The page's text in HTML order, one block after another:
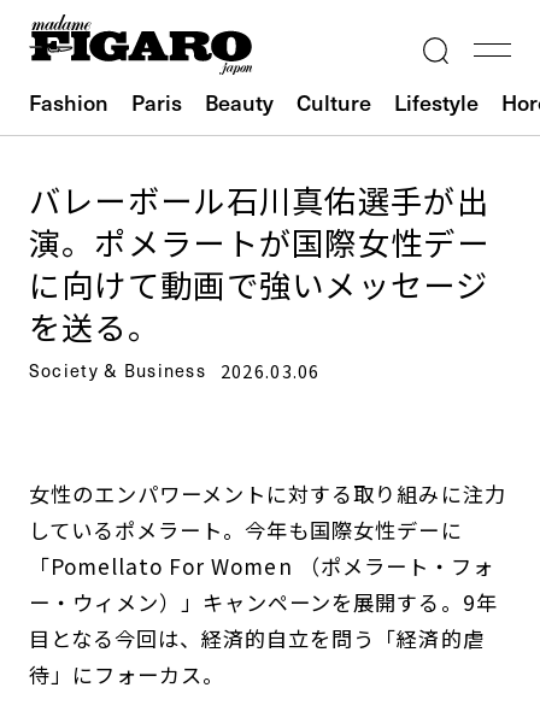
Fashion Paris Beauty Culture Lifestyle
バレーボール石川真佑選手が出
演。ポメラートが国際女性デー
に向けて動画で強いメッセージ
を送る。
Society & Business 2026.03.06
女性のエンパワーメントに対する取り組みに注力
しているポメラート。今年も国際女性デーに
「Pomellato For Women （ポメラート・フォ
ー・ウィメン）」キャンペーンを展開する。9年
目となる今回は、経済的自立を問う「経済的虐
待」にフォーカス。